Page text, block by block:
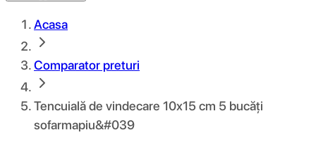
Acasa
Comparator preturi
Tencuială de vindecare 10x15 cm 5 bucăți
sofarmapiu&#039